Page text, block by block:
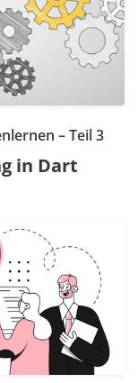
– Teil 3
in Dart